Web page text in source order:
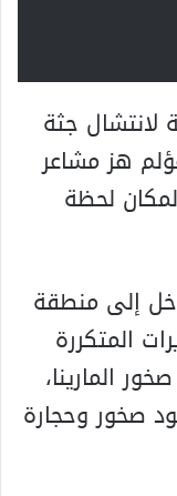
لانتشال جثة
هز مشاعر
لحظة
إلى منطقة
المتكررة
المارينا،
صخور وحجارة